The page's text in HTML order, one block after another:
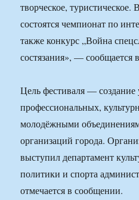
творческое, туристическое.
состоятся чемпионат по
также конкурс „Война
состязания», — сообщается
Цель фестиваля — создание
профессиональных,
молодёжными
организаций города.
выступил департамент
политики и спорта
отмечается в сообщении.